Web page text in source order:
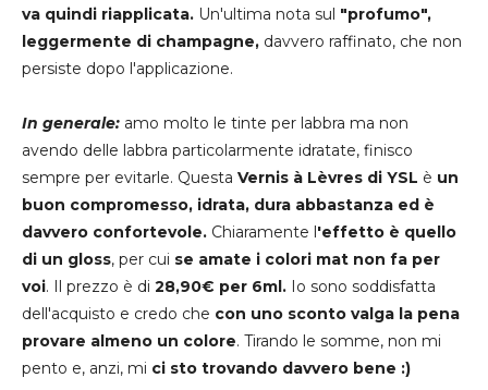
va quindi riapplicata. Un'ultima nota sul "profumo",
leggermente di champagne, davvero raffinato, che non
persiste dopo l'applicazione.
In generale: amo molto le tinte per labbra ma non
avendo delle labbra particolarmente idratate, finisco
sempre per evitarle. Questa Vernis à Lèvres di YSL è un
buon compromesso, idrata, dura abbastanza ed è
davvero confortevole. Chiaramente l'effetto è quello
di un gloss, per cui se amate i colori mat non fa per
voi. Il prezzo è di 28,90€ per 6ml. Io sono soddisfatta
dell'acquisto e credo che con uno sconto valga la pena
provare almeno un colore. Tirando le somme, non mi
pento e, anzi, mi ci sto trovando davvero bene :)